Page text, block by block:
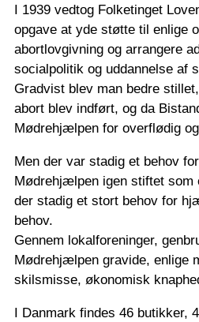
I 1939 vedtog Folketinget
opgave at yde støtte til enlige
abortlovgivning og arrangere
socialpolitik og uddannelse af
Gradvist blev man bedre
abort blev indført, og da
Mødrehjælpen for overflødig
Men der var stadig et behov
Mødrehjælpen igen stiftet som
der stadig et stort behov for
behov.
Gennem lokalforeninger,
Mødrehjælpen gravide, enlige
skilsmisse, økonomisk
I Danmark findes 46 butikker,